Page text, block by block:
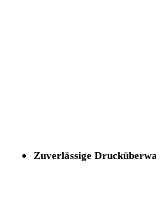
Zuverlässige